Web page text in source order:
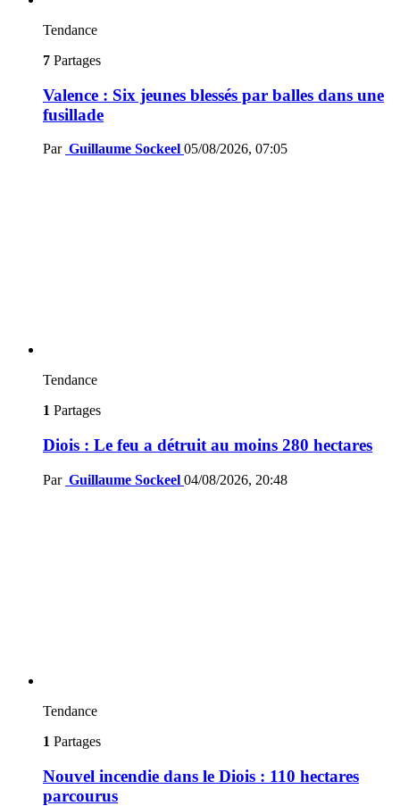
Tendance
7 Partages
Valence : Six jeunes blessés par balles dans une
fusillade
Par Guillaume Sockeel 05/08/2026, 07:05
Tendance
1 Partages
Diois : Le feu a détruit au moins 280 hectares
Par Guillaume Sockeel 04/08/2026, 20:48
Tendance
1 Partages
Nouvel incendie dans le Diois : 110 hectares
parcourus